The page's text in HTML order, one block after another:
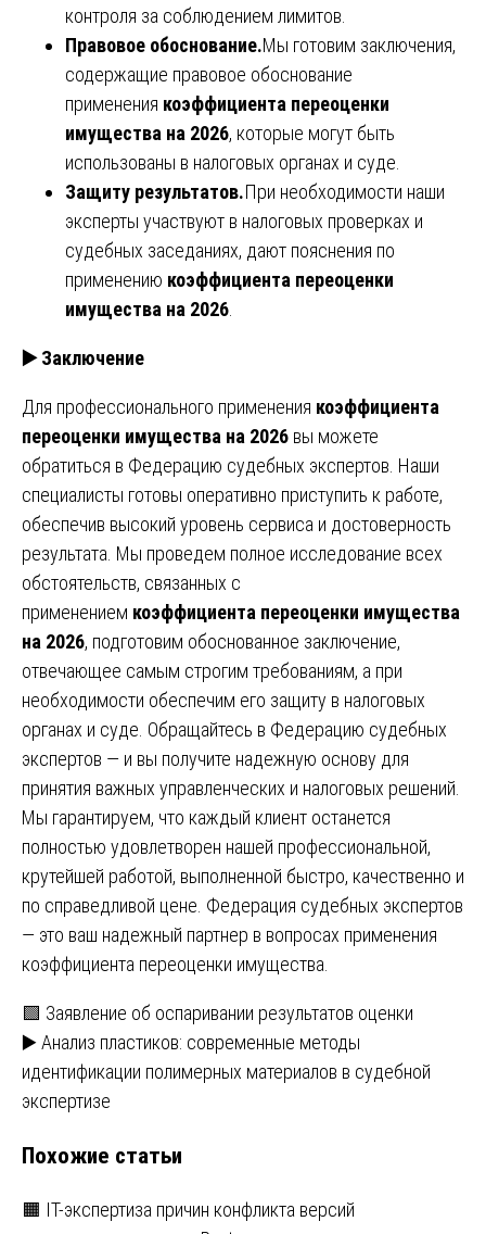
контроля за соблюдением лимитов.
Правовое обоснование.Мы готовим заключения,
содержащие правовое обоснование
применения коэффициента переоценки
имущества на 2026, которые могут быть
использованы в налоговых органах и суде.
Защиту результатов.При необходимости наши
эксперты участвуют в налоговых проверках и
судебных заседаниях, дают пояснения по
применению коэффициента переоценки
имущества на 2026.
▶️Заключение
Для профессионального применения коэффициента
переоценки имущества на 2026 вы можете
обратиться в Федерацию судебных экспертов. Наши
специалисты готовы оперативно приступить к работе,
обеспечив высокий уровень сервиса и достоверность
результата. Мы проведем полное исследование всех
обстоятельств, связанных с
применением коэффициента переоценки имущества
на 2026, подготовим обоснованное заключение,
отвечающее самым строгим требованиям, а при
необходимости обеспечим его защиту в налоговых
органах и суде. Обращайтесь в Федерацию судебных
экспертов — и вы получите надежную основу для
принятия важных управленческих и налоговых решений.
Мы гарантируем, что каждый клиент останется
полностью удовлетворен нашей профессиональной,
крутейшей работой, выполненной быстро, качественно и
по справедливой цене. Федерация судебных экспертов
— это ваш надежный партнер в вопросах применения
коэффициента переоценки имущества.
Навигация
по
записям
🟩 Заявление об оспаривании результатов оценки
▶️ Анализ пластиков: современные методы
идентификации полимерных материалов в судебной
экспертизе
Похожие статьи
🟧 IT-экспертиза причин конфликта версий